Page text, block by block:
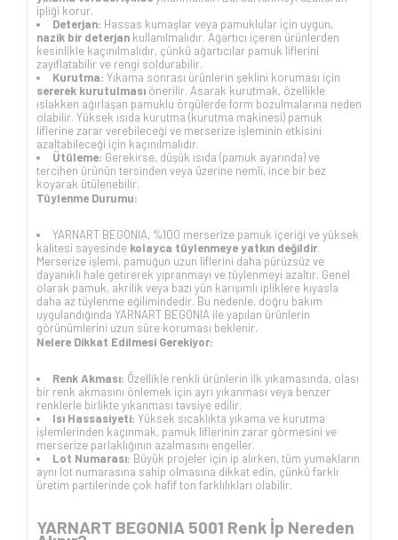
ipliği korur.
Deterjan: Hassas kumaşlar veya pamuklular için uygun,
nazik bir deterjan kullanılmalıdır. Ağartıcı içeren ürünlerden
kesinlikle kaçınılmalıdır, çünkü ağartıcılar pamuk liflerini
zayıflatabilir ve rengi soldurabilir.
Kurutma: Yıkama sonrası ürünlerin şeklini koruması için
sererek kurutulması önerilir. Asarak kurutmak, özellikle
ıslakken ağırlaşan pamuklu örgülerde form bozulmalarına neden
olabilir. Yüksek ısıda kurutma (kurutma makinesi) pamuk
liflerine zarar verebileceği ve merserize işleminin etkisini
azaltabileceği için kaçınılmalıdır.
Ütüleme: Gerekirse, düşük ısıda (pamuk ayarında) ve
tercihen ürünün tersinden veya üzerine nemli, ince bir bez
koyarak ütülenebilir.
Tüylenme Durumu:
YARNART BEGONIA, %100 merserize pamuk içeriği ve yüksek
kalitesi sayesinde kolayca tüylenmeye yatkın değildir.
Merserize işlemi, pamuğun uzun liflerini daha pürüzsüz ve
dayanıklı hale getirerek yıpranmayı ve tüylenmeyi azaltır. Genel
olarak pamuk, akrilik veya bazı yün karışımlı ipliklere kıyasla
daha az tüylenme eğilimindedir. Bu nedenle, doğru bakım
uygulandığında YARNART BEGONIA ile yapılan ürünlerin
görünümlerini uzun süre koruması beklenir.
Nelere Dikkat Edilmesi Gerekiyor:
Renk Akması: Özellikle renkli ürünlerin ilk yıkamasında, olası
bir renk akmasını önlemek için ayrı yıkanması veya benzer
renklerle birlikte yıkanması tavsiye edilir.
Isı Hassasiyeti: Yüksek sıcaklıkta yıkama ve kurutma
işlemlerinden kaçınmak, pamuk liflerinin zarar görmesini ve
merserize parlaklığının azalmasını engeller.
Lot Numarası: Büyük projeler için ip alırken, tüm yumakların
aynı lot numarasına sahip olmasına dikkat edin, çünkü farklı
üretim partilerinde çok hafif ton farklılıkları olabilir.
YARNART BEGONIA 5001 Renk İp Nereden